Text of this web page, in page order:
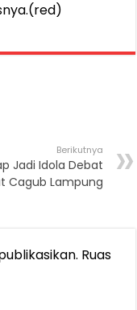
Berikutnya
Jadi Idola Debat
Cagub Lampung
Ruas